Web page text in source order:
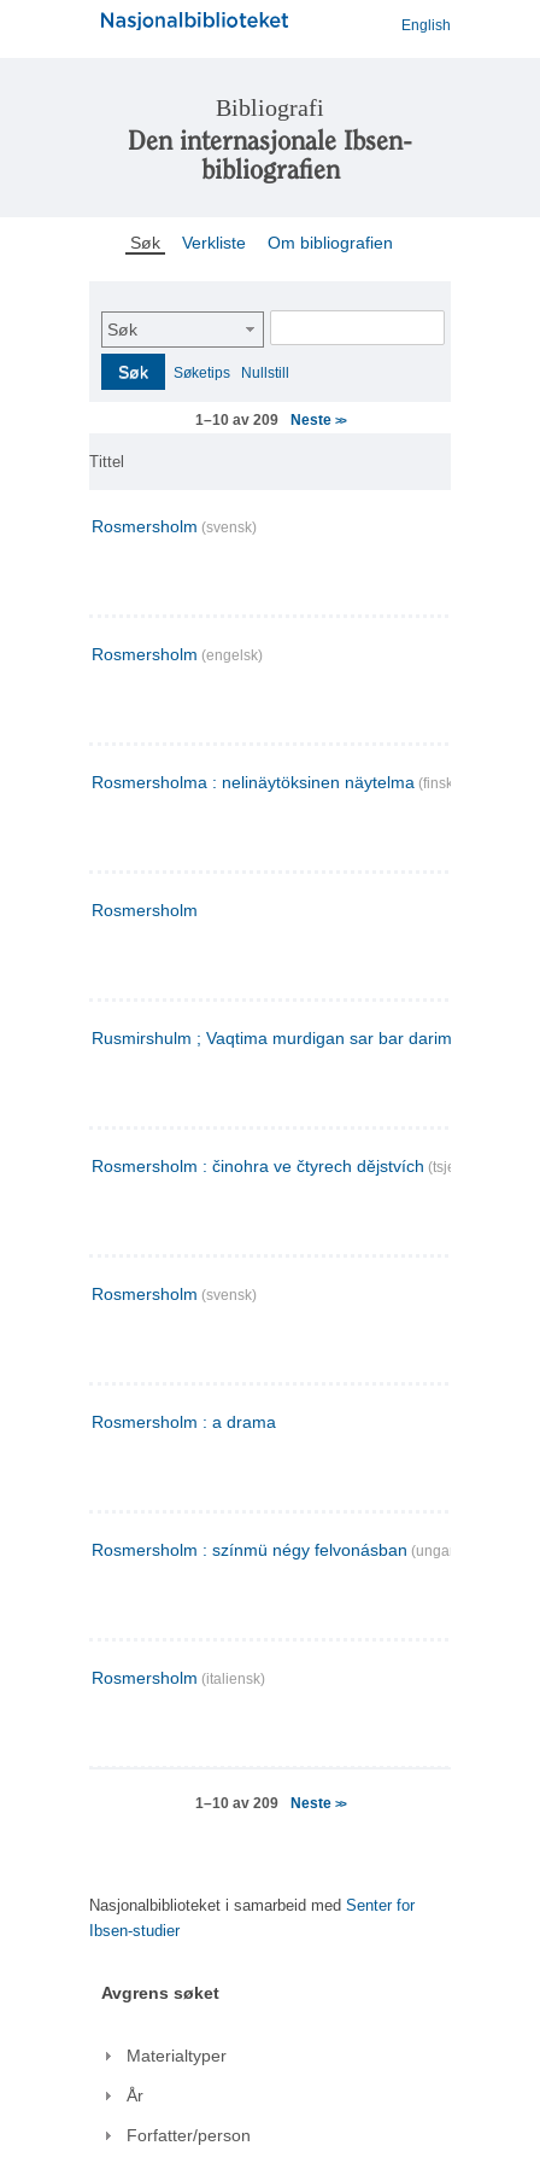
English
Bibliografi
Den internasjonale Ibsen-
bibliografien
Søk Verkliste Om bibliografien
Søk
Søk Søketips Nullstill
1–10 av 209 Neste >>
Tittel
Rosmersholm (svensk)
Rosmersholm (engelsk)
Rosmersholma : nelinäytöksinen näytelma (finsk)
Rosmersholm
Rusmirshulm ; Vaqtima murdigan sar bar darim
Rosmersholm : činohra ve čtyrech dějstvích (tsjekkisk)
Rosmersholm (svensk)
Rosmersholm : a drama
Rosmersholm : színmü négy felvonásban (ungarsk)
Rosmersholm (italiensk)
1–10 av 209 Neste >>
Nasjonalbiblioteket i samarbeid med Senter for
Ibsen-studier
Avgrens søket
Materialtyper
År
Forfatter/person